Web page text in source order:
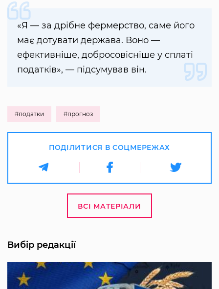
«Я — за дрібне фермерство, саме його
має дотувати держава. Воно —
ефективніше, добросовісніше у сплаті
податків», — підсумував він.
#податки #прогноз
ПОДІЛИТИСЯ В СОЦМЕРЕЖАХ
ВСІ МАТЕРІАЛИ
Вибір редакції